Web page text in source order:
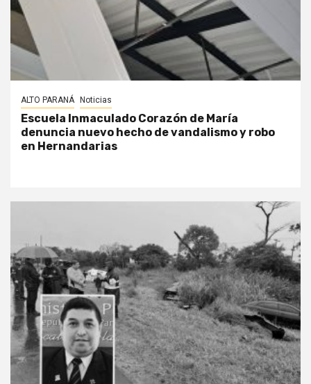
ALTO PARANÁ Noticias
Escuela Inmaculado Corazón de María
denuncia nuevo hecho de vandalismo y robo
en Hernandarias